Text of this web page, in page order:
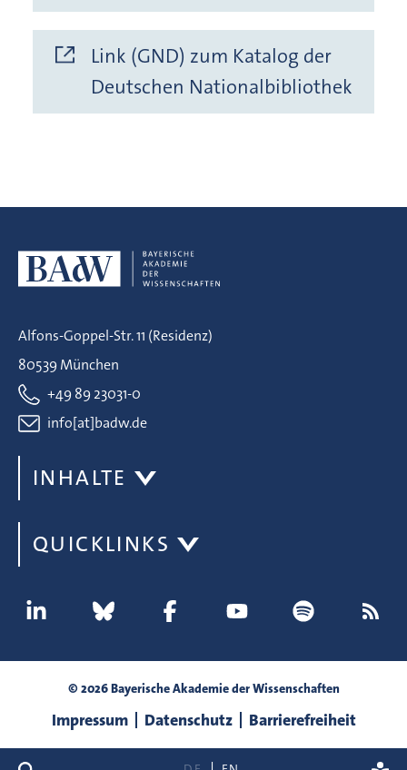
Link (GND) zum Katalog der
Deutschen Nationalbibliothek
Alfons-Goppel-Str. 11 (Residenz)
80539 München
+49 89 23031-0
info[at]badw.de
INHALTE
QUICKLINKS
© 2026 Bayerische Akademie der Wissenschaften
Impressum Datenschutz Barrierefreiheit